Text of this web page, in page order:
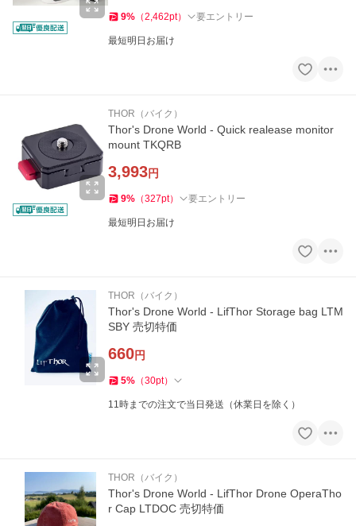
9% （2,462pt） 要エントリー
最短明日お届け
THOR（バイク）
Thor's Drone World - Quick realease monitor
mount TKQRB
3,993円
9% （327pt） 要エントリー
最短明日お届け
THOR（バイク）
Thor's Drone World - LifThor Storage bag LTM
SBY 売切特価
660円
5% （30pt）
11時までの注文で当日発送（休業日を除く）
THOR（バイク）
Thor's Drone World - LifThor Drone OperaTho
r Cap LTDOC 売切特価